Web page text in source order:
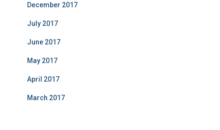
December 2017
July 2017
June 2017
May 2017
April 2017
March 2017